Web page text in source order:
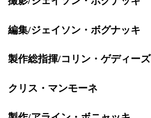
編集/ジェイソン・ボグナッキ
製作総指揮/コリン・ゲディーズ
クリス・マンモーネ